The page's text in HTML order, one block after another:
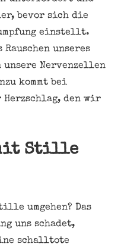
bevor sich die
einstellt.
unseres
unsere Nervenzellen
kommt bei
Herzschlag, den wir
Stille
umgehen? Das
uns schadet,
schalltote